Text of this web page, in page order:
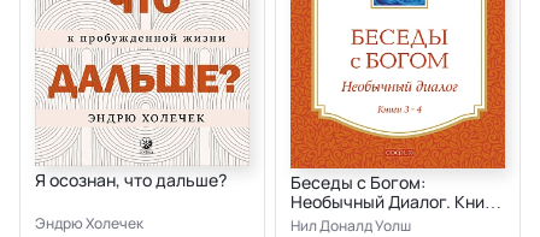
Я осознан, что дальше?
Эндрю Холечек
Беседы с Богом:
Необычный Диалог. Книги
3–4
Нил Доналд Уолш